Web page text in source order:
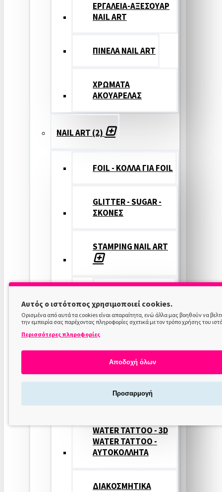
ΕΡΓΑΛΕΙΑ-ΑΞΕΣΟΥΑΡ
NAIL ART
ΠΙΝΕΛΑ NAIL ART
ΧΡΩΜΑΤΑ
ΑΚΟΥΑΡΕΛΑΣ
NAIL ART (2)
FOIL - ΚΟΛΛΑ ΓΙΑ FOIL
GLITTER - SUGAR -
ΣΚΟΝΕΣ
STAMPING NAIL ART
COLOR
ΝΥΧΙΩΝ
ΣΦΡΑΓΙΔΕΣ
ΝΥΧΙΩΝ
WATER TATTOO - 3D
WATER TATTOO -
ΑΥΤΟΚΟΛΛΗΤΑ
ΔΙΑΚΟΣΜΗΤΙΚΑ
Αυτός ο ιστότοπος χρησιμοποιεί cookies.
Ορισμένα από αυτά τα cookies είναι απαραίτητα, ενώ άλλα μας βοηθούν να
την εμπειρία σας παρέχοντας πληροφορίες σχετικά με τον τρόπο χρήσης του
Περισσότερες πληροφορίες
Αποδοχή όλων
Προσαρμογή